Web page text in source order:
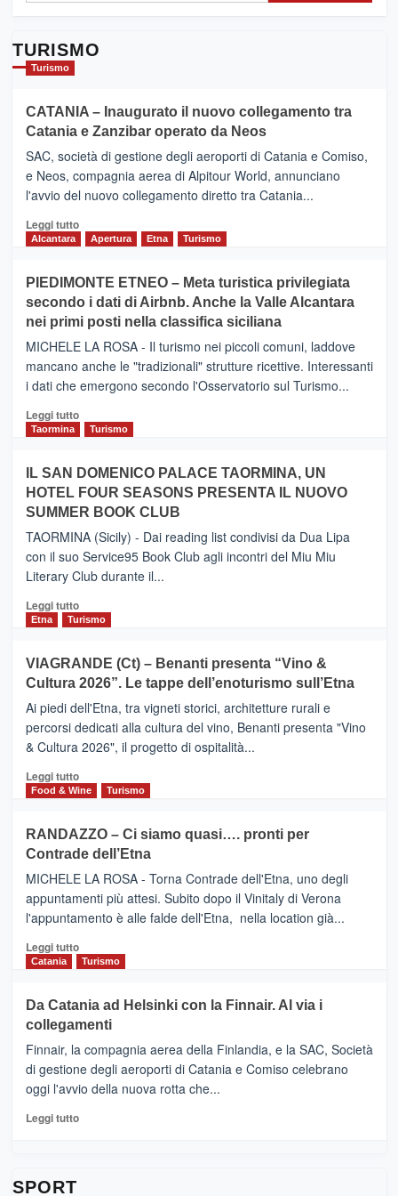
TURISMO
Turismo
CATANIA – Inaugurato il nuovo collegamento tra
Catania e Zanzibar operato da Neos
SAC, società di gestione degli aeroporti di Catania e Comiso,
e Neos, compagnia aerea di Alpitour World, annunciano
l'avvio del nuovo collegamento diretto tra Catania...
Leggi tuttoLeggi
CATANIA
–
Inaugurato
il
nuovo
collegamento
tra
e
Zanzibar
da
Neos
Alcantara Apertura Etna Turismo
PIEDIMONTE ETNEO – Meta turistica privilegiata
secondo i dati di Airbnb. Anche la Valle Alcantara
nei primi posti nella classifica siciliana
MICHELE LA ROSA - Il turismo nei piccoli comuni, laddove
mancano anche le "tradizionali" strutture ricettive. Interessanti
i dati che emergono secondo l'Osservatorio sul Turismo...
Leggi tuttoLeggi
PIEDIMONTE
ETNEO
–
Meta
turistica
privilegiata
secondo
dati
di
Anche
la
Alcantara
nei
primi
nella
classifica
Taormina Turismo
IL SAN DOMENICO PALACE TAORMINA, UN
HOTEL FOUR SEASONS PRESENTA IL NUOVO
SUMMER BOOK CLUB
TAORMINA (Sicily) - Dai reading list condivisi da Dua Lipa
con il suo Service95 Book Club agli incontri del Miu Miu
Literary Club durante il...
Leggi tuttoLeggi
di
IL
SAN
DOMENICO
PALACE
TAORMINA,
UN
HOTEL
FOUR
IL
NUOVO
SUMMER
CLUB
Etna Turismo
VIAGRANDE (Ct) – Benanti presenta “Vino &
Cultura 2026”. Le tappe dell’enoturismo sull’Etna
Ai piedi dell'Etna, tra vigneti storici, architetture rurali e
percorsi dedicati alla cultura del vino, Benanti presenta "Vino
& Cultura 2026", il progetto di ospitalità...
Leggi tuttoLeggi
di
VIAGRANDE
(Ct)
–
Benanti
presenta
“Vino
&
Cultura
tappe
dell’enoturismo
Food & Wine Turismo
RANDAZZO – Ci siamo quasi…. pronti per
Contrade dell’Etna
MICHELE LA ROSA - Torna Contrade dell'Etna, uno degli
appuntamenti più attesi. Subito dopo il Vinitaly di Verona
l'appuntamento è alle falde dell'Etna, nella location già...
Leggi tuttoLeggi
di
RANDAZZO
–
Ci
siamo
quasi….
pronti
per
Catania Turismo
Da Catania ad Helsinki con la Finnair. Al via i
collegamenti
Finnair, la compagnia aerea della Finlandia, e la SAC, Società
di gestione degli aeroporti di Catania e Comiso celebrano
oggi l'avvio della nuova rotta che...
Leggi tuttoLeggi
SPORT